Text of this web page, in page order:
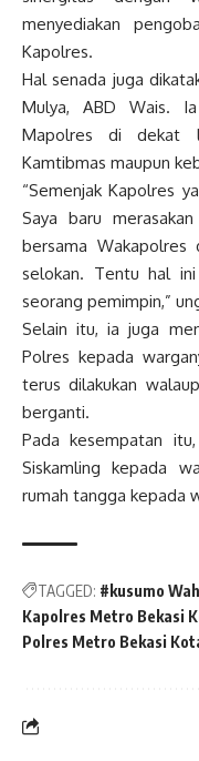
menyediakan
Kapolres.
Hal senada juga
Mulya, ABD Wais.
Mapolres di dekat
Kamtibmas maupun
“Semenjak Kapolres
Saya baru
bersama
selokan. Tentu hal
seorang pemimpin,”
Selain itu, ia juga
Polres kepada
terus dilakukan
berganti.
Pada kesempatan
Siskamling kepada
rumah tangga kepada
TAGGED: #kusumo
Kapolres Metro Bekasi
Polres Metro Bekasi